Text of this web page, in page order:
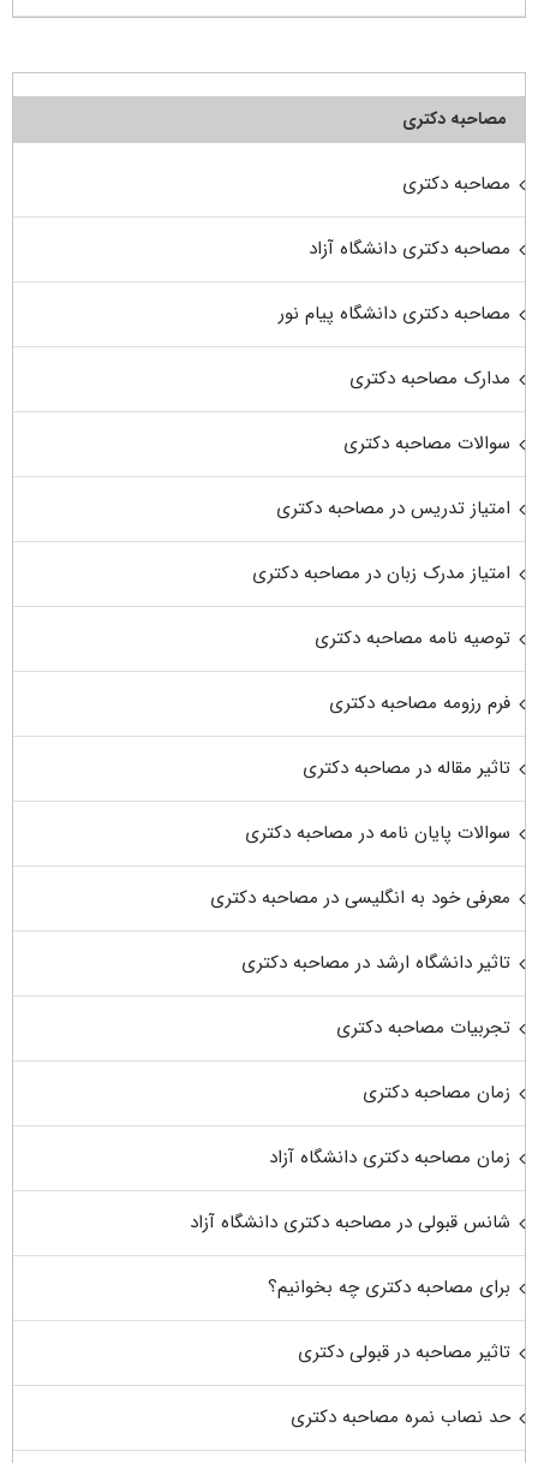
مصاحبه دکتری
مصاحبه دکتری
مصاحبه دکتری دانشگاه آزاد
مصاحبه دکتری دانشگاه پیام نور
مدارک مصاحبه دکتری
سوالات مصاحبه دکتری
امتیاز تدریس در مصاحبه دکتری
امتیاز مدرک زبان در مصاحبه دکتری
توصیه نامه مصاحبه دکتری
فرم رزومه مصاحبه دکتری
تاثیر مقاله در مصاحبه دکتری
سوالات پایان نامه در مصاحبه دکتری
معرفی خود به انگلیسی در مصاحبه دکتری
تاثیر دانشگاه ارشد در مصاحبه دکتری
تجربیات مصاحبه دکتری
زمان مصاحبه دکتری
زمان مصاحبه دکتری دانشگاه آزاد
شانس قبولی در مصاحبه دکتری دانشگاه آزاد
برای مصاحبه دکتری چه بخوانیم؟
تاثیر مصاحبه در قبولی دکتری
حد نصاب نمره مصاحبه دکتری